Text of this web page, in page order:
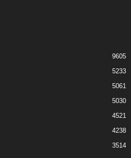
9605
5233
5061
5030
4521
4238
3514